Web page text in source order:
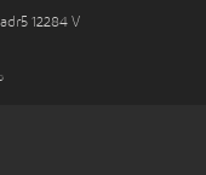
12284 V